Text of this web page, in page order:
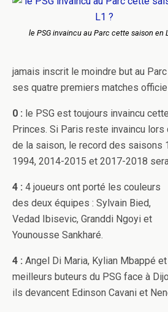
le PSG invaincu au Parc cette saison en
jamais inscrit le moindre but au
ses quatre premiers matches
0 : le PSG est toujours invaincu
Princes. Si Paris reste invaincu lors
de la saison, le record des saisons
1994, 2014-2015 et 2017-2018
4 : 4 joueurs ont porté les couleurs
des deux équipes : Sylvain Bied,
Vedad Ibisevic, Granddi Ngoyi et
Younousse Sankharé.
4 : Angel Di Maria, Kylian Mbappé
meilleurs buteurs du PSG face à
ils devancent Edinson Cavani et